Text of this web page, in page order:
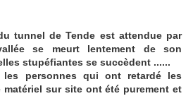
tunnel de Tende est attendue par
se meurt lentement de son
stupéfiantes se succèdent ......
personnes qui ont retardé les
sur site ont été purement et